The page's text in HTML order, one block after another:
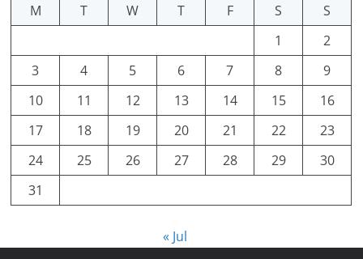
M
T W T F S
S
1
2
3
4 5 6 7 8
9
10
11 12 13 14 15
16
17
18 19 20 21 22
23
24
25 26 27 28 29
30
31
« Jul